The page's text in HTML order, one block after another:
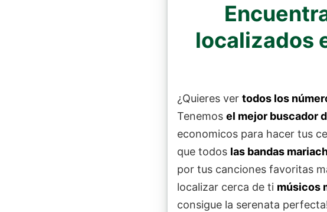
localizados
¿Quieres ver todos los
Tenemos el mejor buscador
economicos para hacer tus
que todos las bandas
por tus canciones favoritas
localizar cerca de ti músicos
consigue la serenata